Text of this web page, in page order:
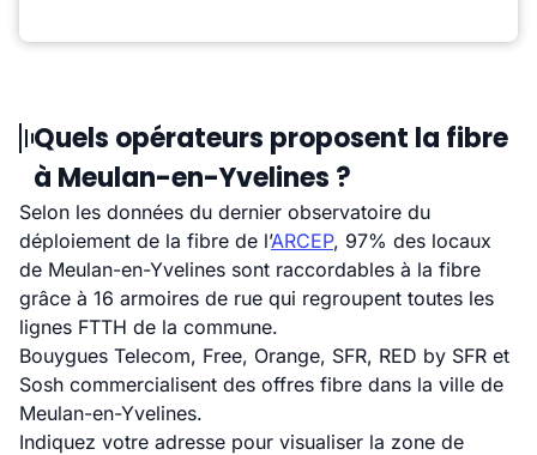
Quels opérateurs proposent la fibre
à Meulan-en-Yvelines ?
Selon les données du dernier observatoire du
déploiement de la fibre de l’ARCEP, 97% des locaux
de Meulan-en-Yvelines sont raccordables à la fibre
grâce à 16 armoires de rue qui regroupent toutes les
lignes FTTH de la commune.
Bouygues Telecom, Free, Orange, SFR, RED by SFR et
Sosh commercialisent des offres fibre dans la ville de
Meulan-en-Yvelines.
Indiquez votre adresse pour visualiser la zone de